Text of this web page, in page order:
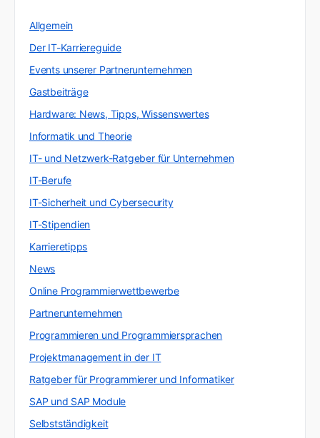
Allgemein
Der IT-Karriereguide
Events unserer Partnerunternehmen
Gastbeiträge
Hardware: News, Tipps, Wissenswertes
Informatik und Theorie
IT- und Netzwerk-Ratgeber für Unternehmen
IT-Berufe
IT-Sicherheit und Cybersecurity
IT-Stipendien
Karrieretipps
News
Online Programmierwettbewerbe
Partnerunternehmen
Programmieren und Programmiersprachen
Projektmanagement in der IT
Ratgeber für Programmierer und Informatiker
SAP und SAP Module
Selbstständigkeit